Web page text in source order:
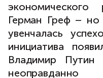
Герман Греф – но
увенчалась
инициатива
Владимир Путин